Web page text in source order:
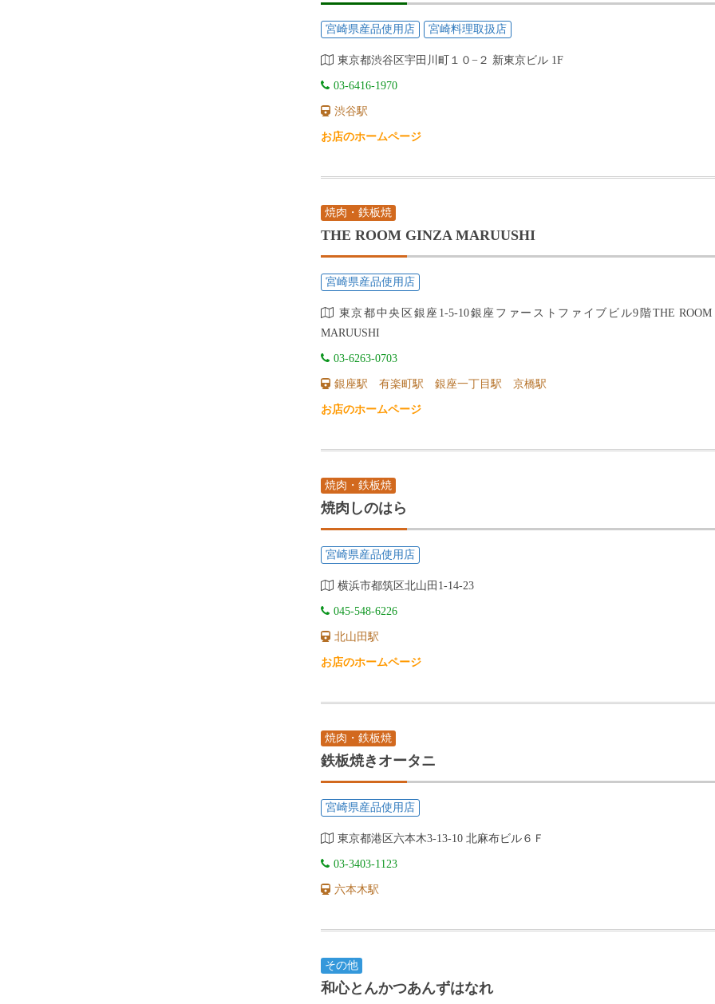
宮崎県産品使用店 宮崎料理取扱店
東京都渋谷区宇田川町１０−２ 新東京ビル 1F
03-6416-1970
渋谷駅
お店のホームページ
焼肉・鉄板焼
THE ROOM GINZA MARUUSHI
宮崎県産品使用店
東京都中央区銀座1-5-10銀座ファーストファイブビル9階THE ROOM
MARUUSHI
03-6263-0703
銀座駅 有楽町駅 銀座一丁目駅 京橋駅
お店のホームページ
焼肉・鉄板焼
焼肉しのはら
宮崎県産品使用店
横浜市都筑区北山田1-14-23
045-548-6226
北山田駅
お店のホームページ
焼肉・鉄板焼
鉄板焼きオータニ
宮崎県産品使用店
東京都港区六本木3-13-10 北麻布ビル６Ｆ
03-3403-1123
六本木駅
その他
和心とんかつあんずはなれ